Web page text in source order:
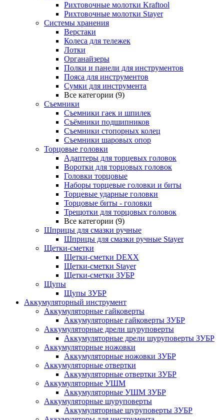
Рихтовочные молотки Kraftool
Рихтовочные молотки Stayer
Системы хранения
Верстаки
Колеса для тележек
Лотки
Органайзеры
Полки и панели для инструментов
Пояса для инструментов
Сумки для инструмента
Все категории (9)
Съемники
Съемники гаек и шпилек
Съёмники подшипников
Съемники стопорных колец
Съемники шаровых опор
Торцовые головки
Адаптеры для торцевых головок
Воротки для торцовых головок
Головки торцовые
Наборы торцевые головки и биты
Торцевые ударные головки
Торцовые биты - головки
Трещотки для торцовых головок
Все категории (9)
Шприцы для смазки ручные
Шприцы для смазки ручные Stayer
Щетки-сметки
Щетки-сметки DEXX
Щетки-сметки Stayer
Щетки-сметки ЗУБР
Щупы
Щупы ЗУБР
Аккумуляторный инструмент
Аккумуляторные гайковерты
Аккумуляторные гайковерты ЗУБР
Аккумуляторные дрели шуруповерты
Аккумуляторные дрели шуруповерты ЗУБР
Аккумуляторные ножовки
Аккумуляторные ножовки ЗУБР
Аккумуляторные отвертки
Аккумуляторные отвертки ЗУБР
Аккумуляторные УШМ
Аккумуляторные УШМ ЗУБР
Аккумуляторные шуруповерты
Аккумуляторные шуруповерты ЗУБР